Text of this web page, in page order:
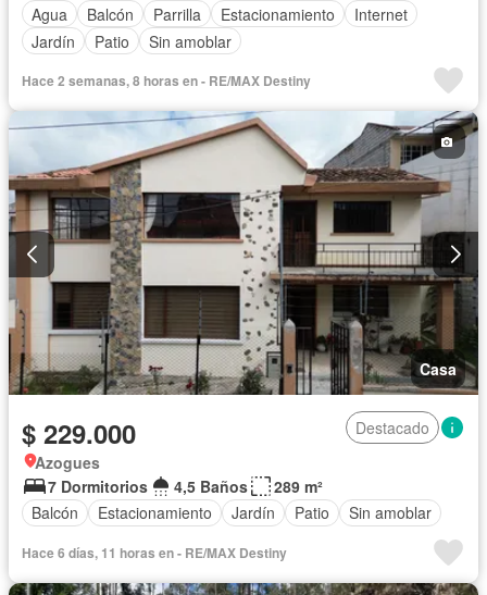
Agua
Balcón Parrilla Estacionamiento
Internet
Jardín
Patio Sin amoblar
Hace 2 semanas, 8 horas en - RE/MAX Destiny
Casa
$ 229.000
Destacado
Azogues
7 Dormitorios
4,5 Baños
289 m²
Balcón
Estacionamiento Jardín Patio Sin amoblar
Hace 6 días, 11 horas en - RE/MAX Destiny